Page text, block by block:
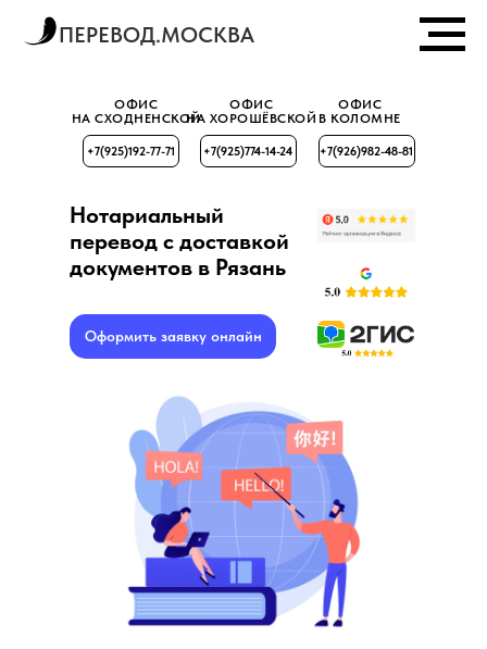
ПЕРЕВОД.МОСКВА
+7(925)192-77-71 +7(925)774-14-24 +7(926)982-48-81
ОФИС
В КОЛОМНЕ
ОФИС
НА ХОРОШЁВСКОЙ
ОФИС
НА СХОДНЕНСКОЙ
Нотариальный
перевод с доставкой
документов в Рязань
Оформить заявку онлайн